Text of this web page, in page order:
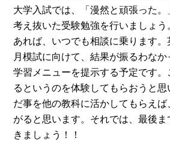
大学入試では、「漫然と頑張った。
考え抜いた受験勉強を行いましょ
あれば、いつでも相談に乗ります
月模試に向けて、結果が振るわなか
学習メニューを提示する予定です。
るというのを体験してもらおうと
だ事を他の教科に活かしてもらえ
がると思います。それでは、最後
きましょう！！